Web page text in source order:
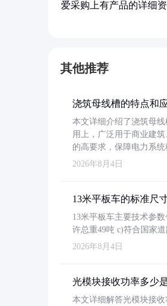
爱采购上有产品的详细
其他推荐
浇筑母线槽的特点和
本文详细介绍了浇筑母
用上，广泛用于商业建
的高要求，保障电力系统
2026年8月4日
13米平板车的标准尺
13米平板车主要技术参
许总重49吨 c)符合国家
2026年8月4日
光模块接收功率多少
本文详细解答光模块接